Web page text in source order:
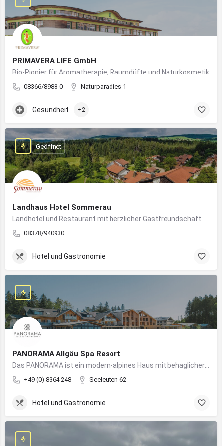
PRIMAVERA LIFE GmbH
Bio-Pionier für Aromatherapie, Raumdüfte und Naturkosmetik
08366/8988-0 Naturparadies 1
Gesundheit +2
Landhaus Hotel Sommerau
Landhotel und Restaurant mit herzlicher Gastfreundschaft
08378/940930
Geöffnet
Hotel und Gastronomie
PANORAMA Allgäu Spa Resort
+49 (0) 8364 248 Seeleuten 62
Hotel und Gastronomie